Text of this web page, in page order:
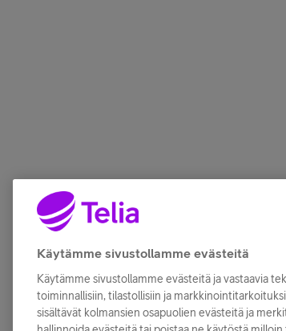
Käytämme sivustollamme evästeitä
Käytämme sivustollamme evästeitä ja vastaavia
toiminnallisiin, tilastollisiin ja
sisältävät kolmansien osapuolien evästeitä ja